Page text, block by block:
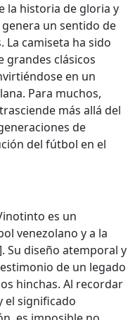
la historia de gloria y
un sentido de
camiseta ha sido
grandes clásicos
en un
Para muchos,
más allá del
de
del fútbol en el
es un
venezolano y a la
Su diseño atemporal y
de un legado
hinchas. Al recordar
el significado